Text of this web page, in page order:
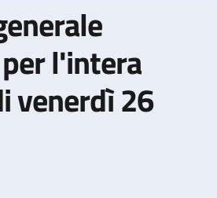
l'intera
venerdì 26